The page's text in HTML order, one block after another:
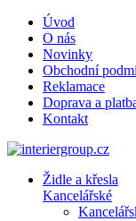
Úvod
O nás
Novinky
Obchodní
Reklamace
Doprava a
Kontakt
Židle a křesla
Kancelářské